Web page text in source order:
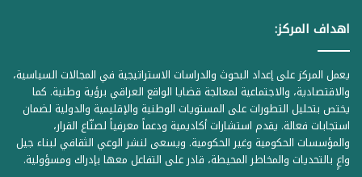
اهداف المركز:
يعمل المركز على إعداد البحوث والدراسات الاستراتيجية في المجالات السياسية،
والاقتصادية، والاجتماعية لمعالجة قضايا الواقع العراقي برؤية وطنية. كما
يختص بتحليل التطورات على المستويات الوطنية والإقليمية والدولية لضمان
استجابات فعالة. يقدم استشارات أكاديمية ودعماً معرفياً لصنّاع القرار،
والمؤسسات الحكومية وغير الحكومية. ويسعى لنشر الوعي الثقافي لبناء جيل
واعٍ بالتحديات والمخاطر المحيطة، قادر على التفاعل معها بإدراك ومسؤولية.